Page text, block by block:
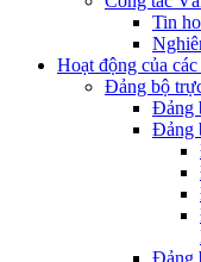
Tin
Hoạt động của
Đảng bộ
Đảng
Đảng
Đảng